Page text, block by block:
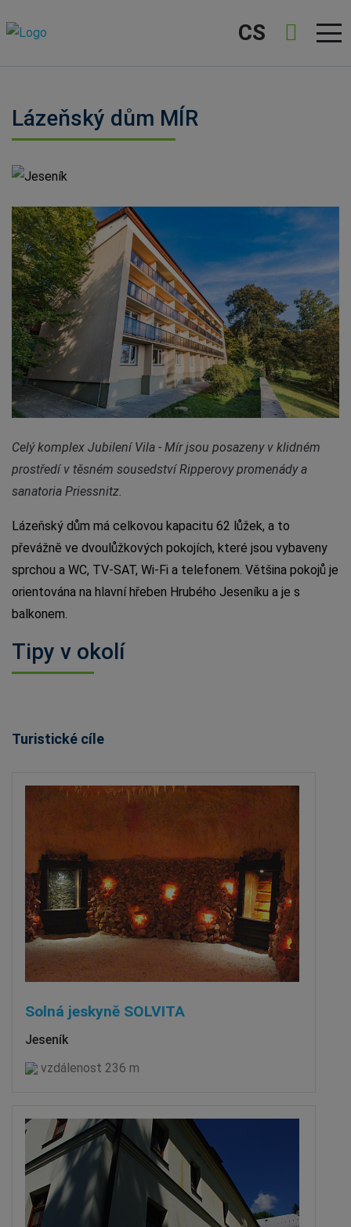
CS
Lázeňský dům MÍR
Jeseník
Celý komplex Jubilení Vila - Mír jsou posazeny v klidném
prostředí v těsném sousedství Ripperovy promenády a
sanatoria Priessnitz.
Lázeňský dům má celkovou kapacitu 62 lůžek, a to
převážně ve dvoulůžkových pokojích, které jsou vybaveny
sprchou a WC, TV-SAT, Wi-Fi a telefonem. Většina pokojů je
orientována na hlavní hřeben Hrubého Jeseníku a je s
balkonem.
Tipy v okolí
Turistické cíle
Solná jeskyně SOLVITA
Jeseník
vzdálenost 236 m